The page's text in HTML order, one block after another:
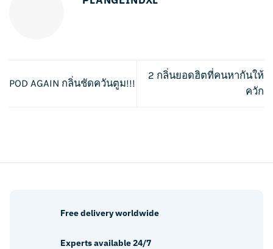
POD AGAIN กลิ่นชัดควันตูม!!!
2 กลิ่นยอดฮิตที่คนหากันให้
ควัก
Free delivery worldwide
Experts available 24/7